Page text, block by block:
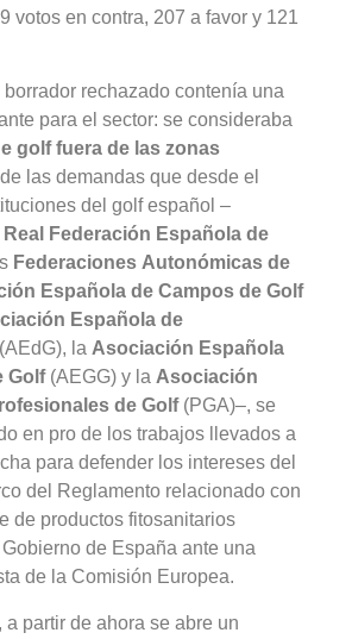
votos en contra, 207 a favor y 121
rechazado contenía una
para el sector: se consideraba
golf fuera de las zonas
las demandas que desde el
del golf español –
Real Federación Española de
Federaciones Autonómicas de
Española de Campos de Golf
Española de
(AEdG), la Asociación Española
Golf(AEGG) y la Asociación
de Golf(PGA)–, se
en pro de los trabajos llevados a
para defender los intereses del
del Reglamento relacionado con
de productos fitosanitarios
de España ante una
de la Comisión Europea.
a partir de ahora se abre un